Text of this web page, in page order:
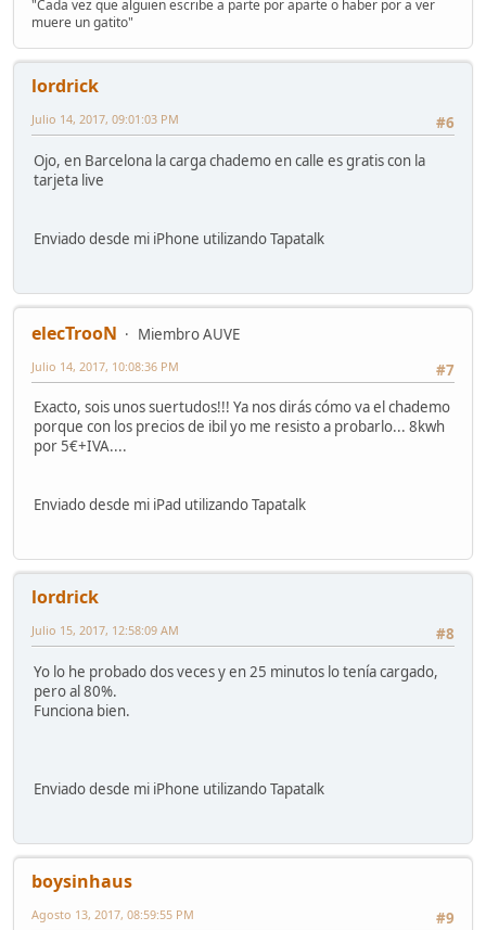
"Cada vez que alguien escribe a parte por aparte o haber por a ver
muere un gatito"
lordrick
#6
Julio 14, 2017, 09:01:03 PM
Ojo, en Barcelona la carga chademo en calle es gratis con la
tarjeta live
Enviado desde mi iPhone utilizando Tapatalk
elecTrooN
Miembro AUVE
#7
Julio 14, 2017, 10:08:36 PM
Exacto, sois unos suertudos!!! Ya nos dirás cómo va el chademo
porque con los precios de ibil yo me resisto a probarlo... 8kwh
por 5€+IVA....
Enviado desde mi iPad utilizando Tapatalk
lordrick
#8
Julio 15, 2017, 12:58:09 AM
Yo lo he probado dos veces y en 25 minutos lo tenía cargado,
pero al 80%.
Funciona bien.
Enviado desde mi iPhone utilizando Tapatalk
boysinhaus
#9
Agosto 13, 2017, 08:59:55 PM